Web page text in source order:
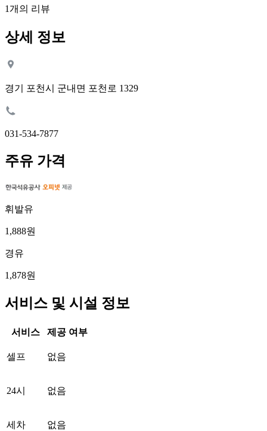
1개의 리뷰
상세 정보
경기 포천시 군내면 포천로 1329
031-534-7877
주유 가격
휘발유
1,888원
경유
1,878원
서비스 및 시설 정보
서비스 제공 여부
셀프 없음
24시 없음
세차 없음